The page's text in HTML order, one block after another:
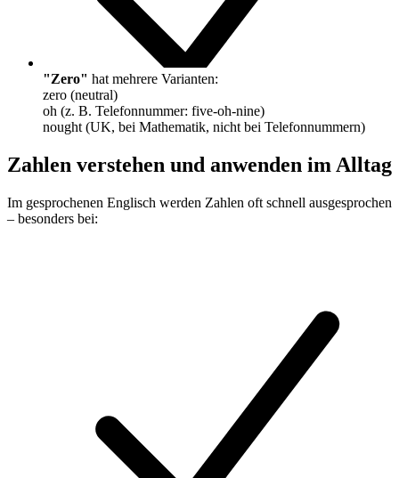
"Zero" hat mehrere Varianten:
zero (neutral)
oh (z. B. Telefonnummer: five-oh-nine)
nought (UK, bei Mathematik, nicht bei Telefonnummern)
Zahlen verstehen und anwenden im Alltag
Im gesprochenen Englisch werden Zahlen oft schnell ausgesprochen
– besonders bei: